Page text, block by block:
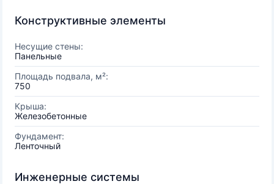
Конструктивные элементы
Несущие стены:
Панельные
Площадь подвала, м²:
750
Крыша:
Железобетонные
Фундамент:
Ленточный
Инженерные системы